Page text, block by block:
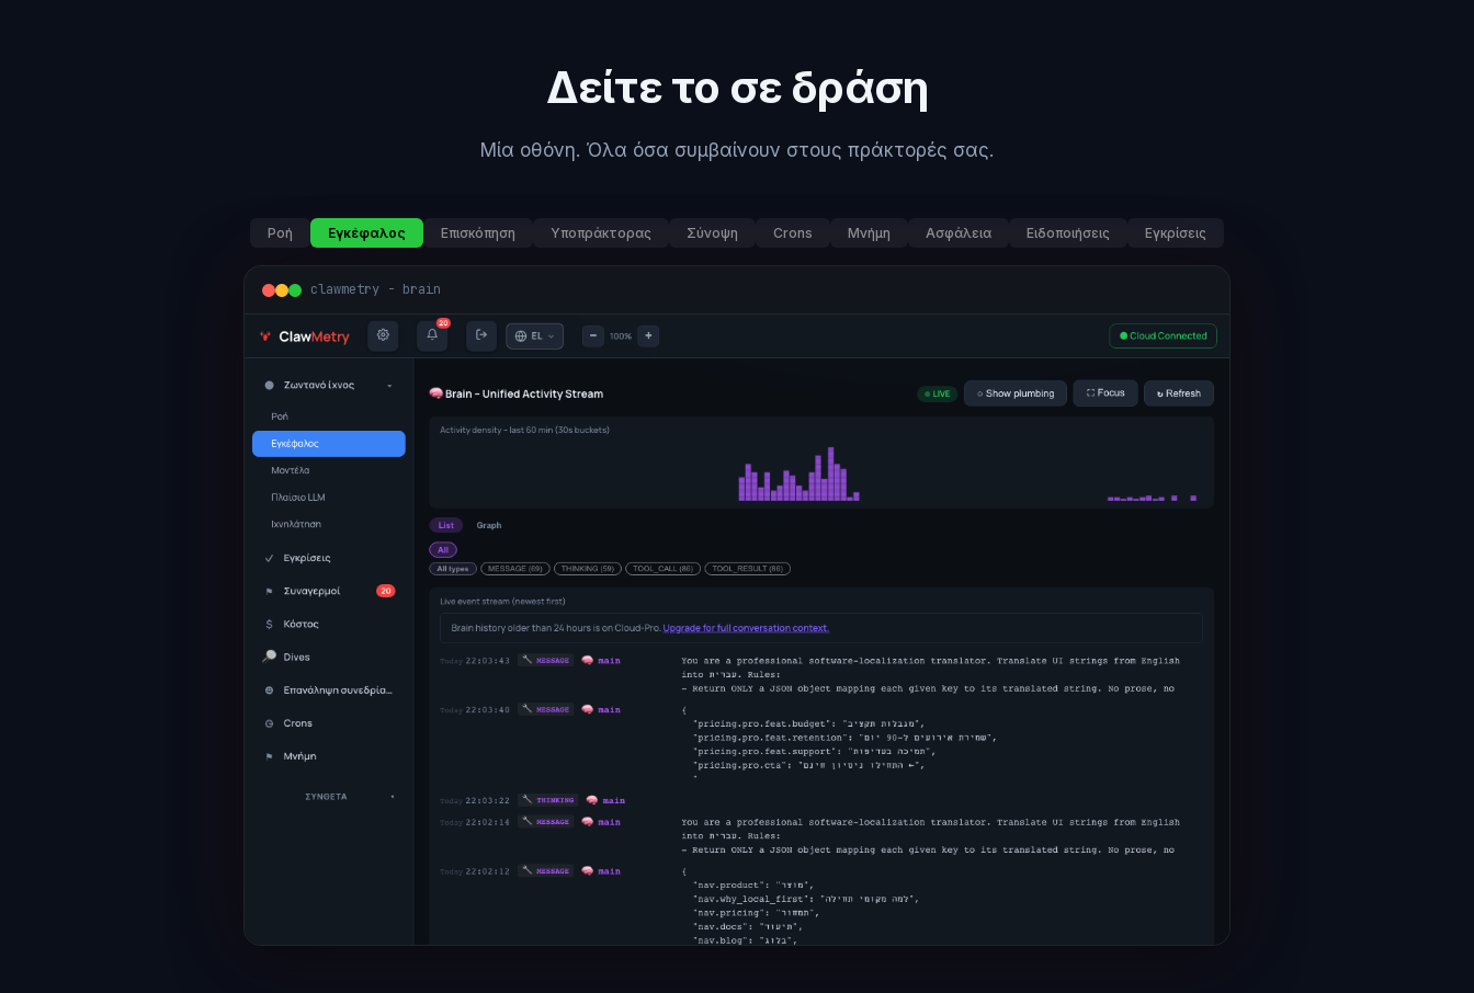
Δείτε το σε δράση
Μία οθόνη. Όλα όσα συμβαίνουν στους πράκτορές σας.
Ροή Εγκέφαλος Επισκόπηση Υποπράκτορας Σύνοψη Crons Μνήμη Ασφάλεια Ειδοποιήσεις Εγκρίσεις
clawmetry - brain